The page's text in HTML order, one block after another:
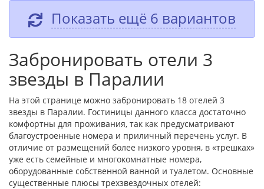
Показать ещё 6 вариантов
Забронировать отели 3
звезды в Паралии
На этой странице можно забронировать 18 отелей 3
звезды в Паралии. Гостиницы данного класса достаточно
комфортны для проживания, так как предусматривают
благоустроенные номера и приличный перечень услуг. В
отличие от размещений более низкого уровня, в «трешках»
уже есть семейные и многокомнатные номера,
оборудованные собственной ванной и туалетом. Основные
существенные плюсы трехзвездочных отелей: